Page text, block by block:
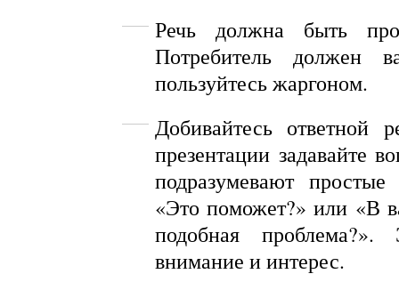
Речь должна быть
Потребитель
должен
пользуйтесь жаргоном.
Добивайтесь ответной
презентации задавайте
подразумевают
«Это поможет?» или «В
подобная
внимание и интерес.